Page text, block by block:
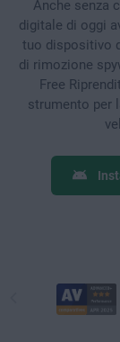
Anche senza
digitale di oggi
tuo dispositivo
di rimozione
Free
strumento per